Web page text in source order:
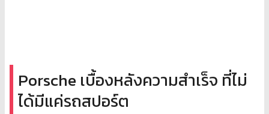
Porsche เบื้องหลังความสำเร็จ ที่ไม่
ได้มีแค่รถสปอร์ต